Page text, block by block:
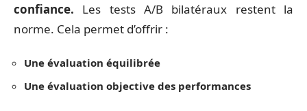
confiance. Les tests A/B bilatéraux restent la
norme. Cela permet d’offrir :
Une évaluation équilibrée
Une évaluation objective des performances